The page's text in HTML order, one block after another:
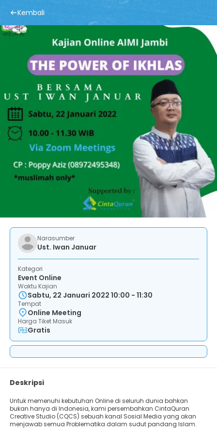
Kembali
Narasumber
Ust. Iwan Januar
Kategori
Event Online
Waktu Kajian
Sabtu, 22 Januari 2022 10:00 - 11:30
Tempat
Online Meeting
Harga Tiket Masuk
Gratis
Deskripsi
Untuk memenuhi kebutuhan Online di seluruh dunia bahkan
bukan hanya di Indonesia, kami persembahkan CintaQuran
Creative Studio (CQCS) sebuah kanal Sosial Media yang akan
menjawab semua Problematika dalam sudut pandang Islam.